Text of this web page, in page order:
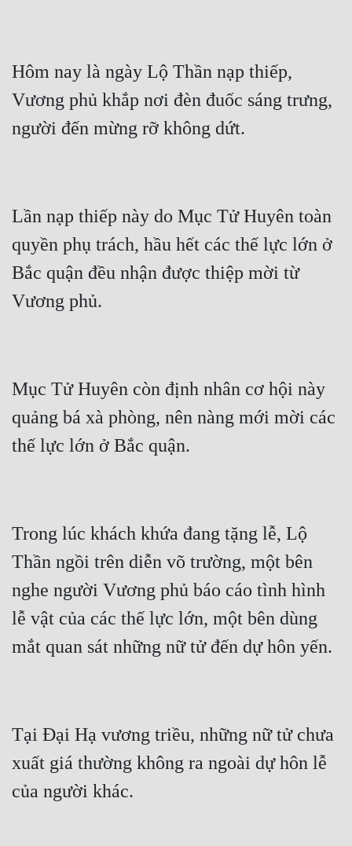
Hôm nay là ngày Lộ Thần nạp thiếp,
Vương phủ khắp nơi đèn đuốc sáng trưng,
Lần nạp thiếp này do Mục Tử Huyên toàn
quyền phụ trách, hầu hết các thế lực lớn ở
Bắc quận đều nhận được thiệp mời từ
Mục Tử Huyên còn định nhân cơ hội này
quảng bá xà phòng, nên nàng mới mời các
Trong lúc khách khứa đang tặng lễ, Lộ
Thần ngồi trên diễn võ trường, một bên
nghe người Vương phủ báo cáo tình hình
lễ vật của các thế lực lớn, một bên dùng
Tại Đại Hạ vương triều, những nữ tử chưa
xuất giá thường không ra ngoài dự hôn lễ